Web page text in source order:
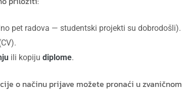
pet radova — studentski projekti su dobrodošli).
ili kopiju diplome.
o načinu prijave možete pronaći u zvaničnom